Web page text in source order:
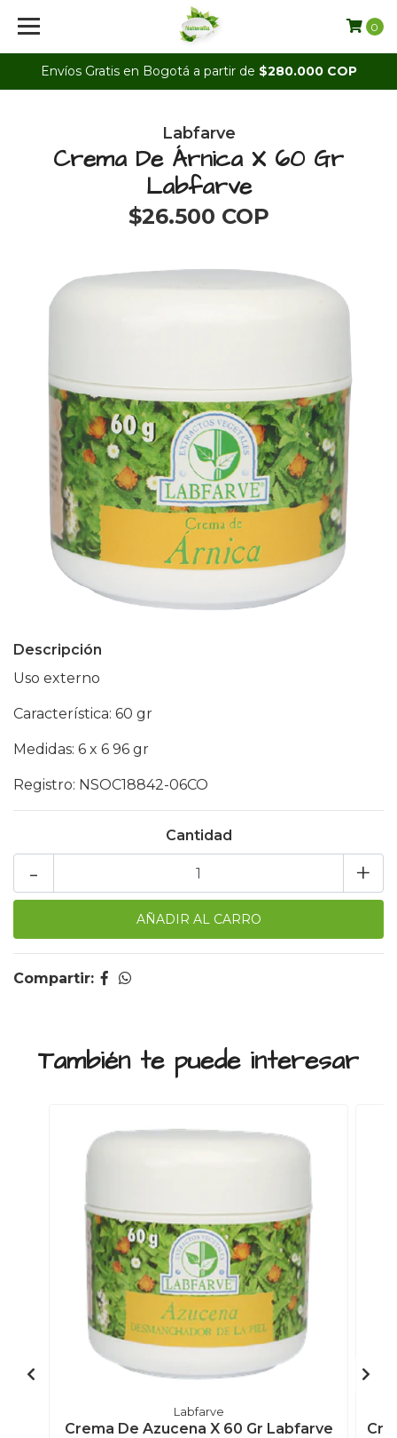
Envíos Gratis en Bogotá a partir de $280.000 COP
0
Labfarve
Crema De Árnica X 60 Gr
Labfarve
$26.500 COP
Descripción
Uso externo
Característica: 60 gr
Medidas: 6 x 6 96 gr
Registro: NSOC18842-06CO
Cantidad
+
-
Compartir:
También te puede interesar
Labfarve
Crema De Azucena X 60 Gr Labfarve